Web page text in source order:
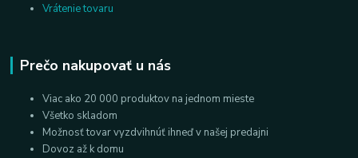
Vrátenie tovaru
Prečo nakupovať u nás
Viac ako 20 000 produktov na jednom mieste
Všetko skladom
Možnosť tovar vyzdvihnúť ihneď v našej predajni
Dovoz až k domu